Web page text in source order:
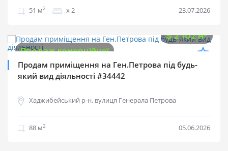
51 м2 х 2 23.07.2026
$2 102 м2
Продаж комерційної
Продам приміщення на Ген.Петрова під будь-
який вид діяльності #34442
Хаджибейський р-н, вулиця Генерала Петрова
88 м2 05.06.2026